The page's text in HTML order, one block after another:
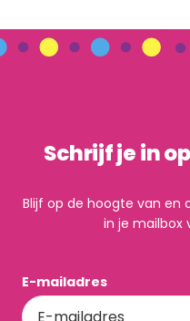
Schrijf je in
Blijf op de hoogte van en
in je mailbox
E-mailadres